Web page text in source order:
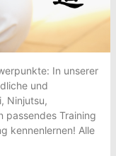
In unserer
und
Ninjutsu,
passendes Training
kennenlernen! Alle